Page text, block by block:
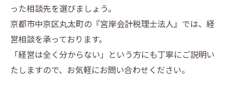
った相談先を選びましょう。
京都市中京区丸太町の『宮岸会計税理士法人』では、経
営相談を承っております。
「経営は全く分からない」という方にも丁寧にご説明い
たしますので、お気軽にお問い合わせください。